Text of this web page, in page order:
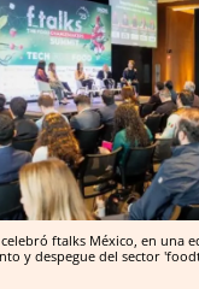
ftalks México, en una
y despegue del sector